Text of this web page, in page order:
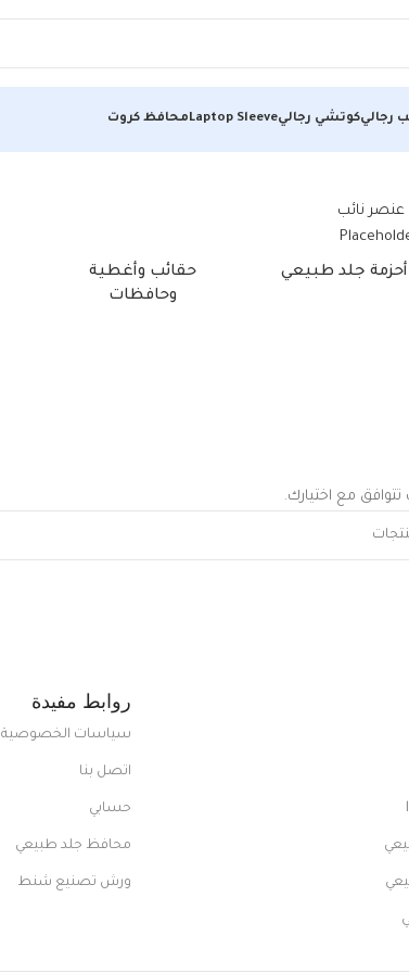
رجاليكوتشي رجاليLaptop Sleeveمحافظ كروت
أحزمة جلد طبيعي
حقائب وأغطية
وحافظات
تتوافق مع اختيارك.
روابط مفيدة
سياسات الخصوصية
اتصل بنا
حسابي
محافظ جلد طبيعي
ورش تصنيع شنط